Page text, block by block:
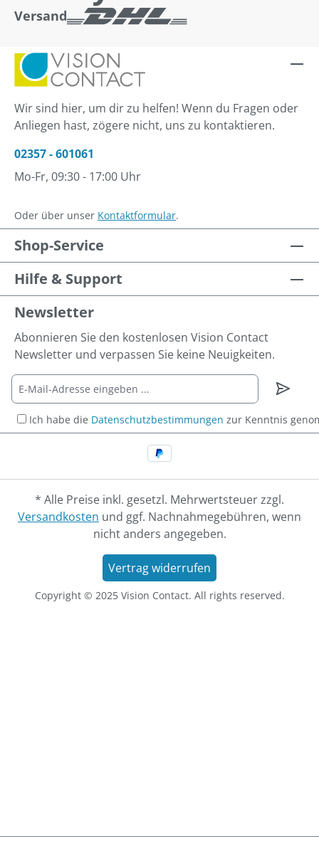
Versand
Wir sind hier, um dir zu helfen! Wenn du Fragen oder
Anliegen hast, zögere nicht, uns zu kontaktieren.
02357 - 601061
Mo-Fr, 09:30 - 17:00 Uhr
Oder über unser Kontaktformular.
Shop-Service
Hilfe & Support
Newsletter
Abonnieren Sie den kostenlosen Vision Contact
Newsletter und verpassen Sie keine Neuigkeiten.
Ich habe die Datenschutzbestimmungen zur Kenntnis
* Alle Preise inkl. gesetzl. Mehrwertsteuer zzgl.
Versandkosten und ggf. Nachnahmegebühren, wenn
nicht anders angegeben.
Vertrag widerrufen
Copyright © 2025 Vision Contact. All rights reserved.